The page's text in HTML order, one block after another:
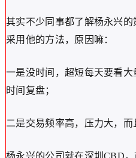
其实不少同事都了解杨永兴
采用他的方法，原因嘛：
一是没时间，超短每天要看
时间复盘；
二是交易频率高，压力大，而
杨永兴的公司就在深圳CBD